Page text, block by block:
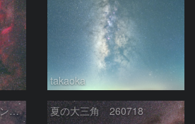
takaoka
M17 オメガ星雲 M24 バンビの横顔 いて座 夏の大三角 260718